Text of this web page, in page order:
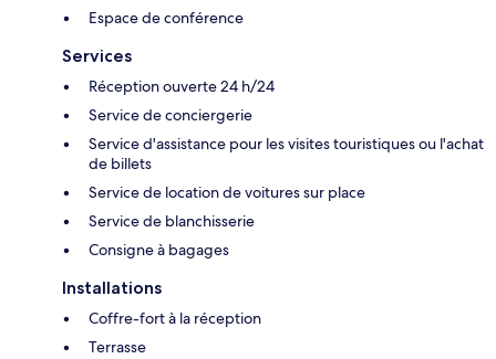
Espace de conférence
Services
Réception ouverte 24 h/24
Service de conciergerie
Service d'assistance pour les visites touristiques ou l'achat
de billets
Service de location de voitures sur place
Service de blanchisserie
Consigne à bagages
Installations
Coffre-fort à la réception
Terrasse